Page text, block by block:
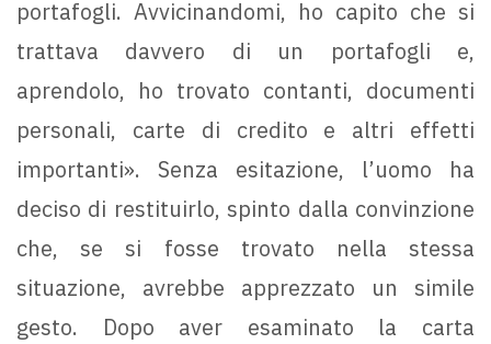
portafogli. Avvicinandomi, ho capito che si
trattava davvero di un portafogli e,
aprendolo, ho trovato contanti, documenti
personali, carte di credito e altri effetti
importanti». Senza esitazione, l’uomo ha
deciso di restituirlo, spinto dalla convinzione
che, se si fosse trovato nella stessa
situazione, avrebbe apprezzato un simile
gesto. Dopo aver esaminato la carta